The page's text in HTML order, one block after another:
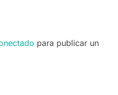
para publicar un